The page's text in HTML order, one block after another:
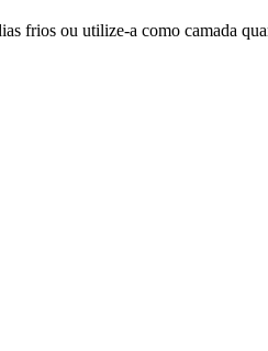
frios ou utilize-a como camada